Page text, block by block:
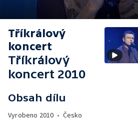
Tříkrálový
koncert
Tříkrálový
koncert 2010
Obsah dílu
Vyrobeno 2010 • Česko